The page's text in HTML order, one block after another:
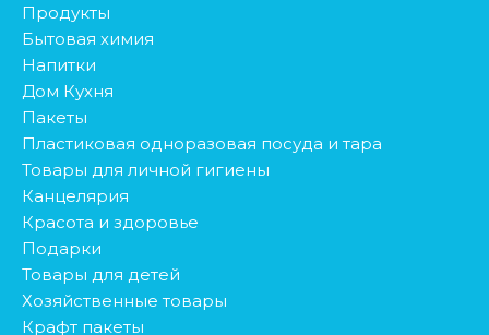
Продукты
Бытовая химия
Напитки
Дом Кухня
Пакеты
Пластиковая одноразовая посуда и тара
Товары для личной гигиены
Канцелярия
Красота и здоровье
Подарки
Товары для детей
Хозяйственные товары
Крафт пакеты